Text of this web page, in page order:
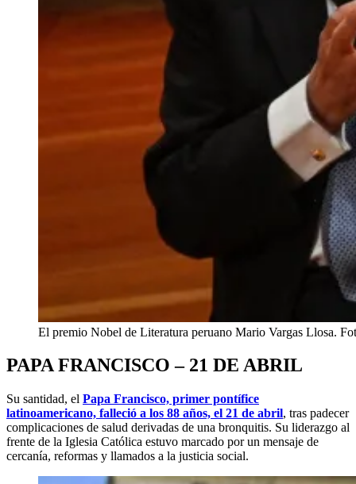
El premio Nobel de Literatura peruano Mario Vargas Llosa.
PAPA FRANCISCO – 21 DE ABRIL
Su santidad, el Papa Francisco, primer pontífice
latinoamericano, falleció a los 88 años, el 21 de abril, tras padecer
complicaciones de salud derivadas de una bronquitis. Su liderazgo al
frente de la Iglesia Católica estuvo marcado por un mensaje de
cercanía, reformas y llamados a la justicia social.